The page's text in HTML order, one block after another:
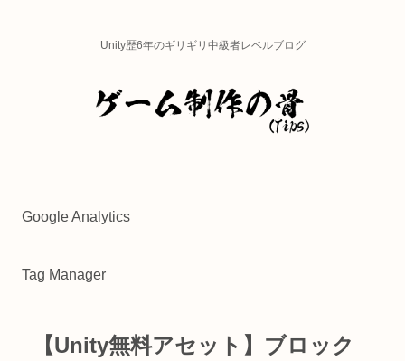
Unity歴6年のギリギリ中級者レベルブログ
Google Analytics
Tag Manager
【Unity無料アセット】ブロック